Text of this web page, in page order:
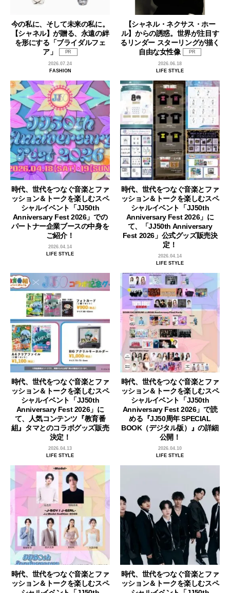
今の私に、そして未来の私に。
【シャネル】が贈る、永遠の絆
を形にする「ブライダルフェ
ア」
PR
2026.07.24
FASHION
【シャネル・ネクサス・ホー
ル】からの誘惑。世界が注目す
るリンダー スターリングが描く
自由な女性像
PR
2026.06.18
LIFE STYLE
時代、世代をつなぐ音楽とファ
ッション＆トークを楽しむスペ
シャルイベント「JJ50th
Anniversary Fest 2026」での
パートナー企業ブースの中身を
ご紹介！
2026.04.14
LIFE STYLE
時代、世代をつなぐ音楽とファ
ッション＆トークを楽しむスペ
シャルイベント「JJ50th
Anniversary Fest 2026」に
て、「JJ50th Anniversary
Fest 2026」公式グッズ販売決
定！
2026.04.14
LIFE STYLE
時代、世代をつなぐ音楽とファ
ッション＆トークを楽しむスペ
シャルイベント「JJ50th
Anniversary Fest 2026」に
て、人気コンテンツ『教育番
組』タマとのコラボグッズ販売
決定！
2026.04.13
LIFE STYLE
時代、世代をつなぐ音楽とファ
ッション＆トークを楽しむスペ
シャルイベント「JJ50th
Anniversary Fest 2026」で読
める『JJ50周年 SPECIAL
BOOK（デジタル版）』の詳細
公開！
2026.04.10
LIFE STYLE
時代、世代をつなぐ音楽とファ
ッション＆トークを楽しむスペ
時代、世代をつなぐ音楽とファ
ッション＆トークを楽しむスペ